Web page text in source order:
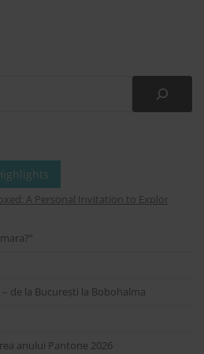
A Personal Invitation to Explore Online
de la București la Bobohalma
anului Pantone 2026